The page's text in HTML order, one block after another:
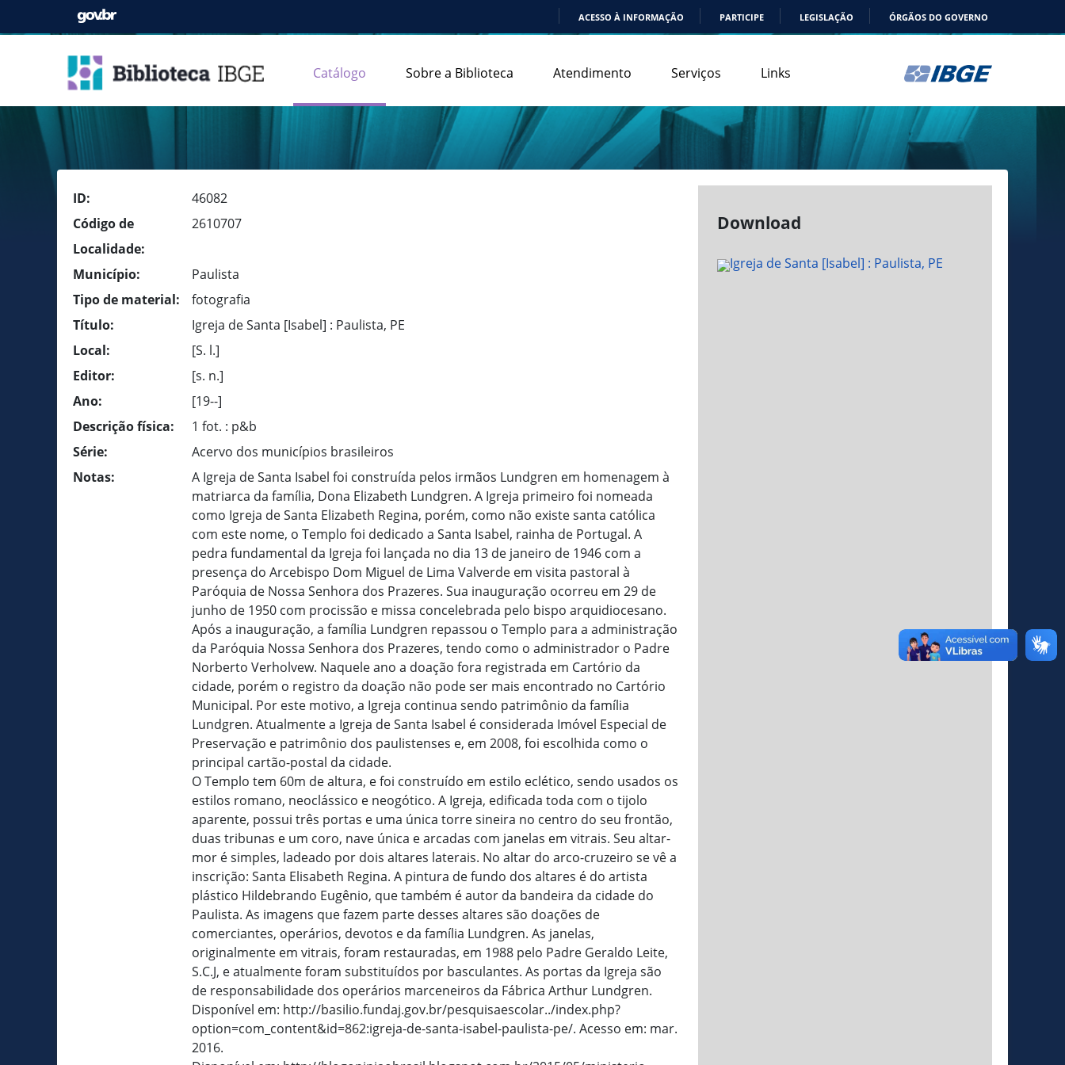
ACESSO À INFORMAÇÃO PARTICIPE LEGISLAÇÃO ÓRGÃOS DO GOVERNO
Catálogo Sobre a Biblioteca Atendimento Serviços Links
ID:
46082
Código de
Localidade:
2610707
Município:
Paulista
Tipo de material:
fotografia
Título:
Igreja de Santa [Isabel] : Paulista, PE
Local:
[S. l.]
Editor:
[s. n.]
Ano:
[19--]
Descrição física:
1 fot. : p&b
Série:
Acervo dos municípios brasileiros
Notas:
A Igreja de Santa Isabel foi construída pelos irmãos Lundgren em homenagem à
matriarca da família, Dona Elizabeth Lundgren. A Igreja primeiro foi nomeada
como Igreja de Santa Elizabeth Regina, porém, como não existe santa católica
com este nome, o Templo foi dedicado a Santa Isabel, rainha de Portugal. A
pedra fundamental da Igreja foi lançada no dia 13 de janeiro de 1946 com a
presença do Arcebispo Dom Miguel de Lima Valverde em visita pastoral à
Paróquia de Nossa Senhora dos Prazeres. Sua inauguração ocorreu em 29 de
junho de 1950 com procissão e missa concelebrada pelo bispo arquidiocesano.
Após a inauguração, a família Lundgren repassou o Templo para a administração
da Paróquia Nossa Senhora dos Prazeres, tendo como o administrador o Padre
Norberto Verholvew. Naquele ano a doação fora registrada em Cartório da
cidade, porém o registro da doação não pode ser mais encontrado no Cartório
Municipal. Por este motivo, a Igreja continua sendo patrimônio da família
Lundgren. Atualmente a Igreja de Santa Isabel é considerada Imóvel Especial de
Preservação e patrimônio dos paulistenses e, em 2008, foi escolhida como o
principal cartão-postal da cidade.
O Templo tem 60m de altura, e foi construído em estilo eclético, sendo usados os
estilos romano, neoclássico e neogótico. A Igreja, edificada toda com o tijolo
aparente, possui três portas e uma única torre sineira no centro do seu frontão,
duas tribunas e um coro, nave única e arcadas com janelas em vitrais. Seu altar-
mor é simples, ladeado por dois altares laterais. No altar do arco-cruzeiro se vê a
inscrição: Santa Elisabeth Regina. A pintura de fundo dos altares é do artista
plástico Hildebrando Eugênio, que também é autor da bandeira da cidade do
Paulista. As imagens que fazem parte desses altares são doações de
comerciantes, operários, devotos e da família Lundgren. As janelas,
originalmente em vitrais, foram restauradas, em 1988 pelo Padre Geraldo Leite,
S.C.J, e atualmente foram substituídos por basculantes. As portas da Igreja são
de responsabilidade dos operários marceneiros da Fábrica Arthur Lundgren.
Disponível em: http://basilio.fundaj.gov.br/pesquisaescolar../index.php?
option=com_content&id=862:igreja-de-santa-isabel-paulista-pe/. Acesso em: mar.
2016.
Download